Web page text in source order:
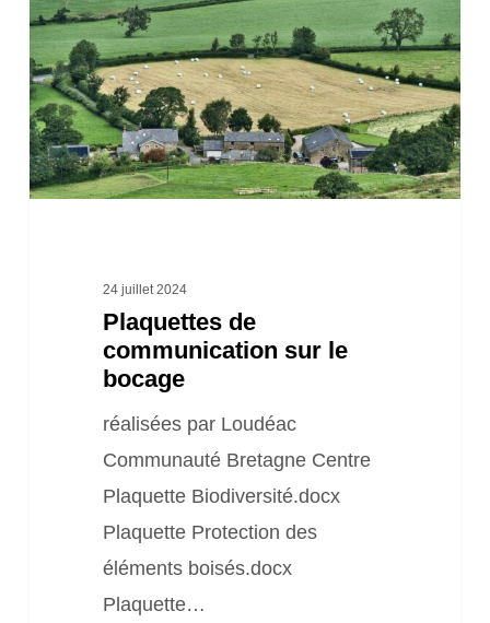
sur
le
bocage
24 juillet 2024
Plaquettes de
communication sur le
bocage
réalisées par Loudéac
Communauté Bretagne Centre
Plaquette Biodiversité.docx
Plaquette Protection des
éléments boisés.docx
Plaquette…